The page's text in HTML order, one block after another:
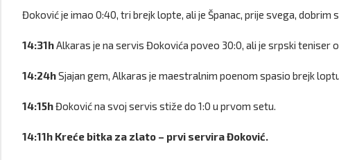
Đoković je imao 0:40, tri brejk lopte, ali je Španac, prije svega, dobrim
14:31hAlkaras je na servis Đokovića poveo 30:0, ali je srpski teniser
14:24hSjajan gem, Alkaras je maestralnim poenom spasio brejk
14:15hĐoković na svoj servis stiže do 1:0 u prvom setu.
14:11h Kreće bitka za zlato – prvi servira Đoković.